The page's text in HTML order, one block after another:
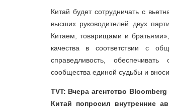
Китай будет сотрудничать с
высших руководителей двух
Китаем, товарищами и братьями»,
качества в соответствии с
справедливость, обеспечивать
сообщества единой судьбы и
TVT: Вчера агентство
Китай попросил внутренние